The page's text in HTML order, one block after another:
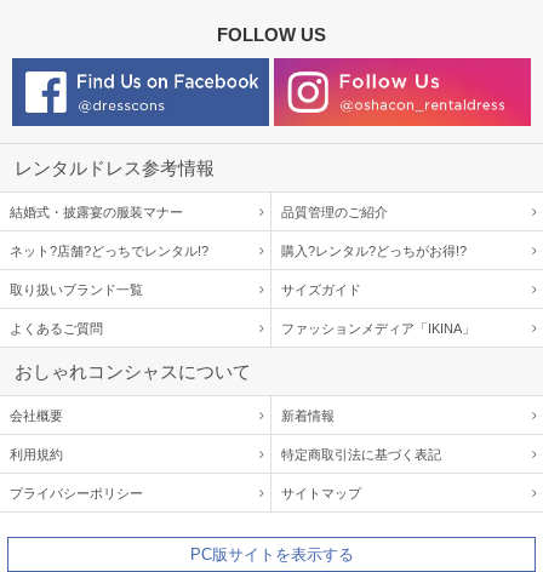
FOLLOW US
レンタルドレス参考情報
結婚式・披露宴の服装マナー 品質管理のご紹介
ネット?店舗?どっちでレンタル!? 購入?レンタル?どっちがお得!?
取り扱いブランド一覧 サイズガイド
よくあるご質問 ファッションメディア「IKINA」
おしゃれコンシャスについて
会社概要 新着情報
利用規約 特定商取引法に基づく表記
プライバシーポリシー サイトマップ
PC版サイトを表示する